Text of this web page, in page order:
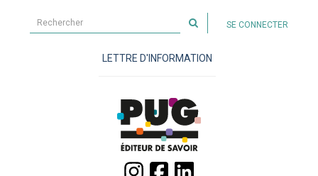
sur
site
SE CONNECTER
LETTRE D'INFORMATION